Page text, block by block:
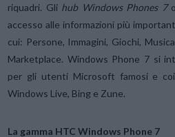
riquadri. Glihub Windows Phones 7
accesso alle informazioni più
cui: Persone, Immagini, Giochi,
Marketplace. Windows Phone 7 si
per gli utenti Microsoft famosi e
Windows Live, Bing e Zune.
La gamma HTC Windows Phone 7